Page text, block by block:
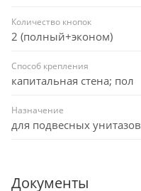
Количество кнопок
2 (полный+эконом)
Способ крепления
капитальная стена; пол
Назначение
для подвесных унитазов
Документы